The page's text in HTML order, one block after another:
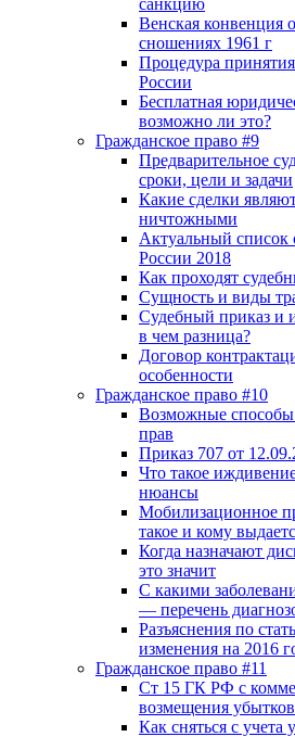
санкцию
Венская конвенция
сношениях 1961 г
Процедура
России
Бесплатная
возможно ли это?
Гражданское право #9
Предварительное
сроки, цели и задачи
Какие сделки
ничтожными
Актуальный список
России 2018
Как проходят
Сущность и виды
Судебный приказ и
в чем разница?
Договор
особенности
Гражданское право #10
Возможные
прав
Приказ 707 от
Что такое
нюансы
Мобилизационное
такое и кому
Когда назначают
это значит
С какими
— перечень
Разъяснения по
изменения на 2016
Гражданское право #11
Ст 15 ГК РФ с
возмещения
Как сняться с